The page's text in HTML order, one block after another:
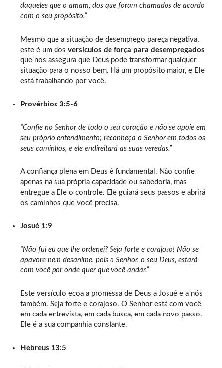
daqueles que o amam, dos que foram chamados de acordo
com o seu propósito.”
Mesmo que a situação de desemprego pareça negativa,
este é um dos versículos de força para desempregados
que nos assegura que Deus pode transformar qualquer
situação para o nosso bem. Há um propósito maior, e Ele
está trabalhando por você.
Provérbios 3:5-6
“Confie no Senhor de todo o seu coração e não se apoie em
seu próprio entendimento; reconheça o Senhor em todos os
seus caminhos, e ele endireitará as suas veredas.”
A confiança plena em Deus é fundamental. Não confie
apenas na sua própria capacidade ou sabedoria, mas
entregue a Ele o controle. Ele guiará seus passos e abrirá
os caminhos que você precisa.
Josué 1:9
“Não fui eu que lhe ordenei? Seja forte e corajoso! Não se
apavore nem desanime, pois o Senhor, o seu Deus, estará
com você por onde quer que você andar.”
Este versículo ecoa a promessa de Deus a Josué e a nós
também. Seja forte e corajoso. O Senhor está com você
em cada entrevista, em cada busca, em cada novo passo.
Ele é a sua companhia constante.
Hebreus 13:5